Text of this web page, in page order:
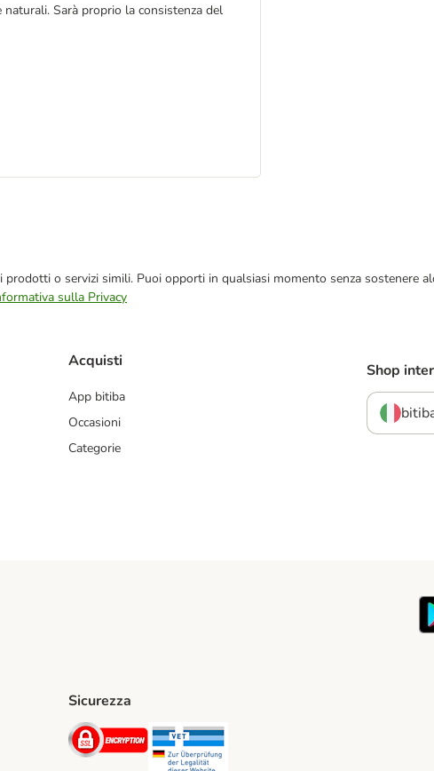
Sarà proprio la consistenza del
o servizi simili. Puoi opporti in qualsiasi momento senza sostenere
sulla Privacy
Acquisti
App bitiba
Occasioni
Categorie
Shop
Sicurezza
Security